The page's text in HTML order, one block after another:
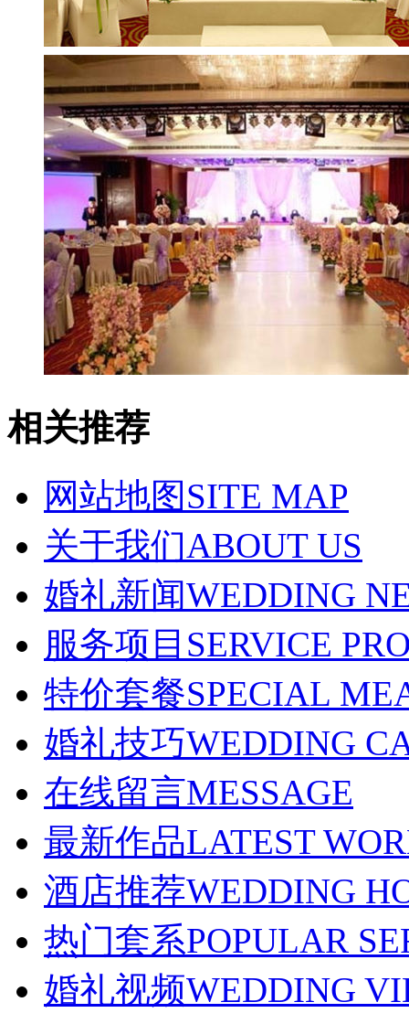
相关推荐
网站地图SITE MAP
关于我们ABOUT US
婚礼新闻WEDDING
服务项目 SERVICE
特价套餐SPECIAL
婚礼技巧WEDDING
在线留言MESSAGE
最新作品LATEST
酒店推荐WEDDING
热门套系POPULAR
婚礼视频WEDDING